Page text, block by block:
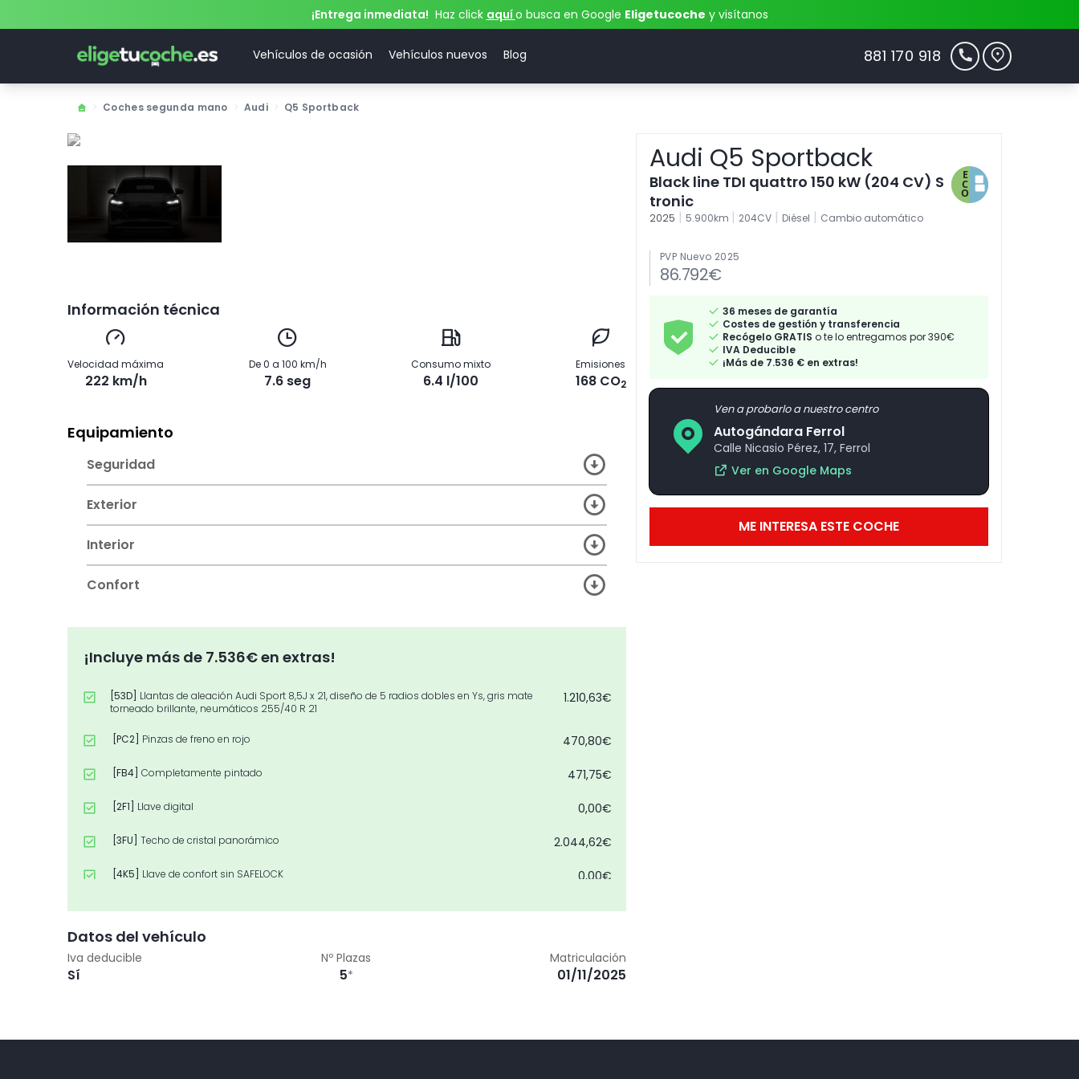
¡Entrega inmediata! Haz click aquío busca en Google Eligetucoche y visítanos
Vehículos de ocasión Vehículos nuevos Blog 881 170 918
Coches segunda mano Audi Q5 Sportback
Información técnica
Velocidad máxima
222 km/h
De 0 a 100 km/h
7.6 seg
Consumo mixto
6.4 l/100
Emisiones
168 CO2
Equipamiento
Seguridad
Exterior
Interior
Confort
¡Incluye más de 7.536€ en extras!
[53D] Llantas de aleación Audi Sport 8,5J x 21, diseño de 5 radios dobles en Ys, gris mate
torneado brillante, neumáticos 255/40 R 21
1.210,63€
[PC2] Pinzas de freno en rojo 470,80€
[FB4] Completamente pintado 471,75€
[2F1] Llave digital 0,00€
[3FU] Techo de cristal panorámico 2.044,62€
[4K5] Llave de confort sin SAFELOCK 0,00€
3.338,68€
[5P2] Detección de pasajeros en la parte trasera del habitáculo
0,00€
Datos del vehículo
Iva deducible
Sí
Nº Plazas
5*
Matriculación
01/11/2025
Audi Q5 Sportback
Black line TDI quattro 150 kW (204 CV) S
tronic
2025 | 5.900km | 204CV | Diésel | Cambio automático
PVP Nuevo 2025
86.792€
36 meses de garantía
Costes de gestión y transferencia
Recógelo GRATIS o te lo entregamos por 390€
IVA Deducible
¡Más de 7.536 € en extras!
Ven a probarlo a nuestro centro
Autogándara Ferrol
Calle Nicasio Pérez, 17, Ferrol
Ver en Google Maps
ME INTERESA ESTE COCHE